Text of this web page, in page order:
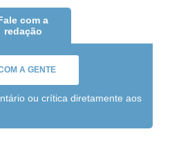
com a
redação
A GENTE
ou crítica diretamente aos